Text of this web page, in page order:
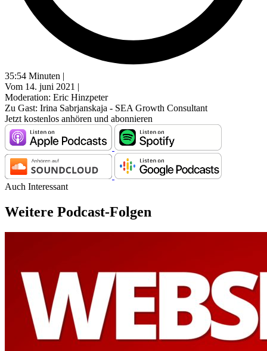
35:54 Minuten |
Vom 14. juni 2021 |
Moderation: Eric Hinzpeter
Zu Gast: Irina Sabrjanskaja - SEA Growth Consultant
Jetzt kostenlos anhören und abonnieren
Auch Interessant
Weitere Podcast-Folgen